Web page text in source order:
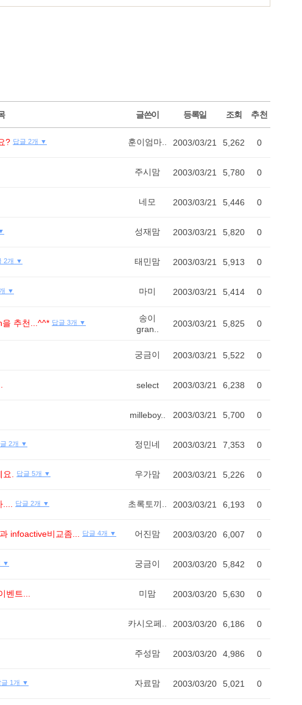
글쓴이 등록일 조회 추천
? 답글 2개 ▼ 훈이엄마.. 2003/03/21 5,262 0
주시맘 2003/03/21 5,780 0
네모 2003/03/21 5,446 0
성재맘 2003/03/21 5,820 0
2개 ▼ 태민맘 2003/03/21 5,913 0
▼ 마미 2003/03/21 5,414 0
을 추천...^^* 답글 3개 ▼
송이
gran..
2003/03/21 5,825 0
궁금이 2003/03/21 5,522 0
select 2003/03/21 6,238 0
milleboy.. 2003/03/21 5,700 0
2개 ▼ 정민네 2003/03/21 7,353 0
. 답글 5개 ▼ 우가맘 2003/03/21 5,226 0
답글 2개 ▼ 초록토끼.. 2003/03/21 6,193 0
infoactive비교좀... 답글 4개 ▼ 어진맘 2003/03/20 6,007 0
▼ 궁금이 2003/03/20 5,842 0
벤트... 미맘 2003/03/20 5,630 0
카시오페.. 2003/03/20 6,186 0
주성맘 2003/03/20 4,986 0
글 1개 ▼ 자료맘 2003/03/20 5,021 0